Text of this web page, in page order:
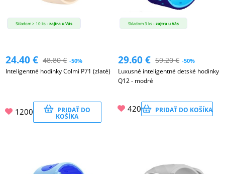
Skladom > 10 ks -zajtra u Vás
24.40€ 48.80€ -50%
Inteligentné hodinky Colmi P71 (zlaté)
1200 PRIDAŤ DO
KOŠÍKA
Skladom 3 ks -zajtra u Vás
29.60€ 59.20€ -50%
Luxusné inteligentné detské hodinky
Q12 - modré
420 PRIDAŤ DO KOŠÍKA